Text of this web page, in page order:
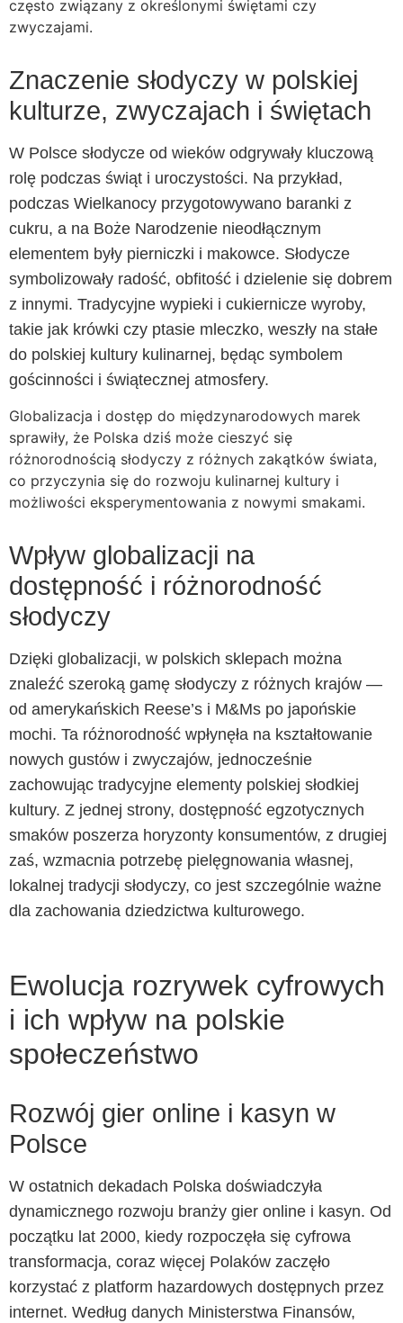
często związany z określonymi świętami czy
zwyczajami.
Znaczenie słodyczy w polskiej
kulturze, zwyczajach i świętach
W Polsce słodycze od wieków odgrywały kluczową
rolę podczas świąt i uroczystości. Na przykład,
podczas Wielkanocy przygotowywano baranki z
cukru, a na Boże Narodzenie nieodłącznym
elementem były pierniczki i makowce. Słodycze
symbolizowały radość, obfitość i dzielenie się dobrem
z innymi. Tradycyjne wypieki i cukiernicze wyroby,
takie jak krówki czy ptasie mleczko, weszły na stałe
do polskiej kultury kulinarnej, będąc symbolem
gościnności i świątecznej atmosfery.
Globalizacja i dostęp do międzynarodowych marek
sprawiły, że Polska dziś może cieszyć się
różnorodnością słodyczy z różnych zakątków świata,
co przyczynia się do rozwoju kulinarnej kultury i
możliwości eksperymentowania z nowymi smakami.
Wpływ globalizacji na
dostępność i różnorodność
słodyczy
Dzięki globalizacji, w polskich sklepach można
znaleźć szeroką gamę słodyczy z różnych krajów —
od amerykańskich Reese’s i M&Ms po japońskie
mochi. Ta różnorodność wpłynęła na kształtowanie
nowych gustów i zwyczajów, jednocześnie
zachowując tradycyjne elementy polskiej słodkiej
kultury. Z jednej strony, dostępność egzotycznych
smaków poszerza horyzonty konsumentów, z drugiej
zaś, wzmacnia potrzebę pielęgnowania własnej,
lokalnej tradycji słodyczy, co jest szczególnie ważne
dla zachowania dziedzictwa kulturowego.
Ewolucja rozrywek cyfrowych
i ich wpływ na polskie
społeczeństwo
Rozwój gier online i kasyn w
Polsce
W ostatnich dekadach Polska doświadczyła
dynamicznego rozwoju branży gier online i kasyn. Od
początku lat 2000, kiedy rozpoczęła się cyfrowa
transformacja, coraz więcej Polaków zaczęło
korzystać z platform hazardowych dostępnych przez
internet. Według danych Ministerstwa Finansów,